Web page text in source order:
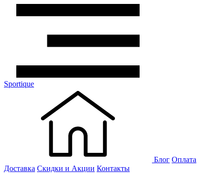
Sportique
Блог Оплата
Доставка Скидки и Акции Контакты